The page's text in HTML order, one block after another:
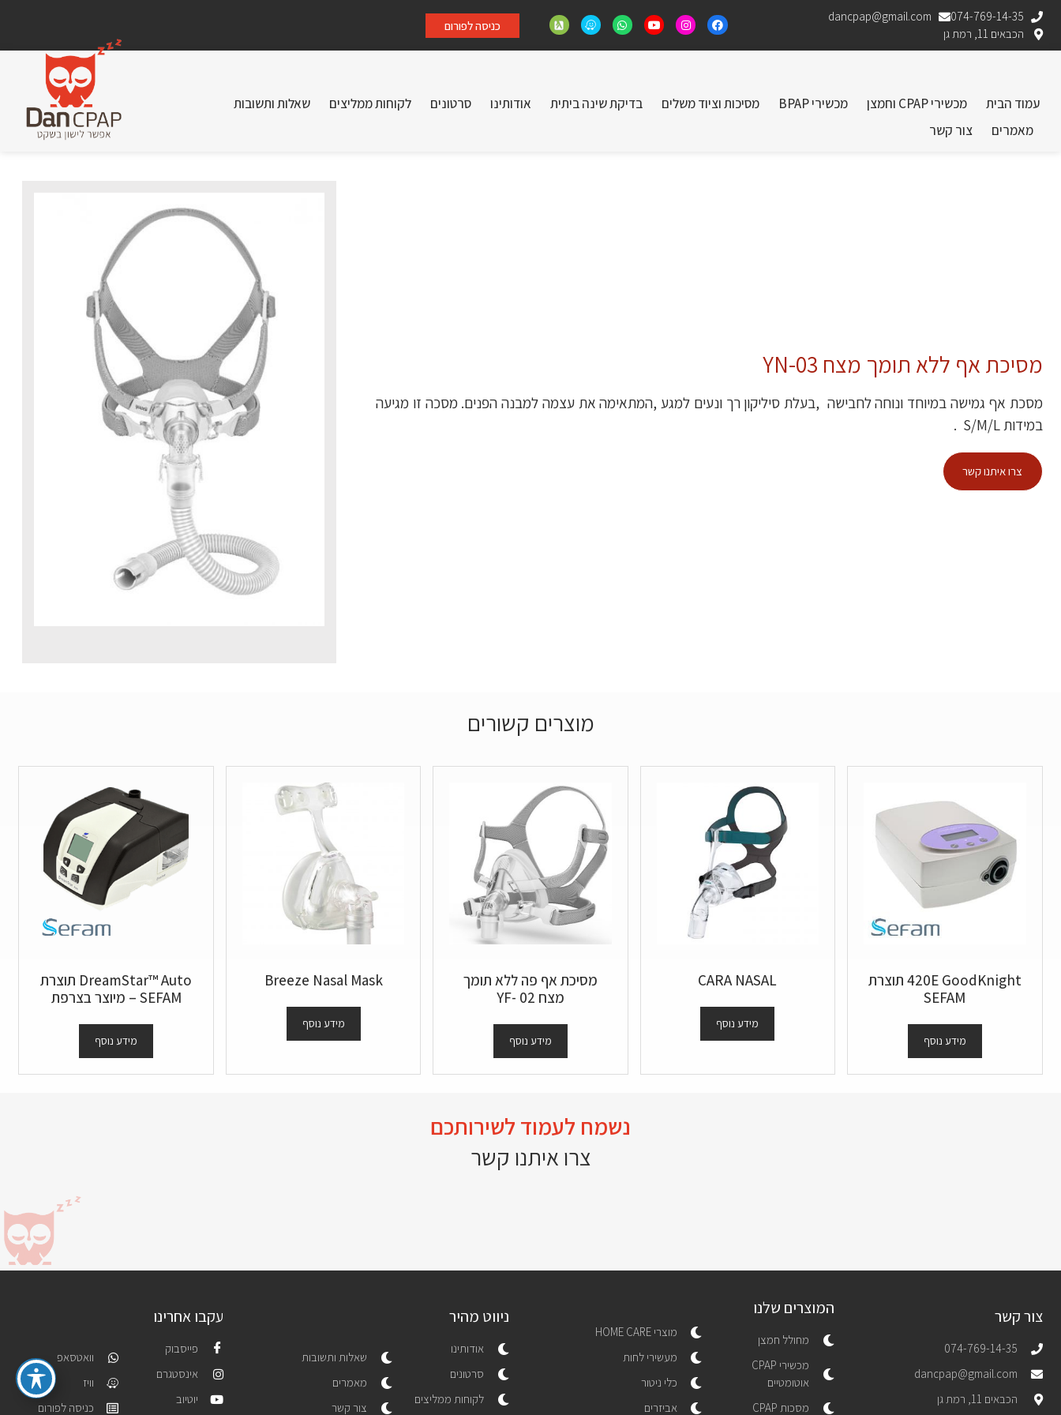
074-769-14-35
dancpap@gmail.com
הכבאים 11, רמת גן
כניסה לפורום
עמוד הבית מכשירי CPAP וחמצן מכשירי BPAP מסיכות וציוד משלים בדיקת שינה ביתית אודותינו סרטונים לקוחות ממליצים
שאלות ותשובות
מאמרים
צור קשר
מסיכת אף ללא תומך מצח YN-03
מסכת אף גמישה במיוחד ונוחה לחבישה ,בעלת סיליקון רך ונעים למגע ,המתאימה את עצמה למבנה הפנים. מסכה זו מגיעה
במידות S/M/L .
צרו איתנו קשר
מוצרים קשורים
420E GoodKnight תוצרת
SEFAM
מידע נוסף
CARA NASAL
מידע נוסף
מסיכת אף פה ללא תומך
מצח YF- 02
מידע נוסף
Breeze Nasal Mask
מידע נוסף
DreamStar™ Auto תוצרת
SEFAM – מיוצר בצרפת
מידע נוסף
נשמח לעמוד לשירותכם
צרו איתנו קשר
צור קשר
074-769-14-35
dancpap@gmail.com
הכבאים 11, רמת גן
המוצרים שלנו
מחולל חמצן
מכשירי CPAP
אוטומטיים
מסכות CPAP
מוצרי HOME CARE
מעשירי לחות
כלי ניטור
אביזרים
ניווט מהיר
אודותינו
סרטונים
לקוחות ממליצים
שאלות ותשובות
מאמרים
צור קשר
עקבו אחרינו
פייסבוק
אינסטגרם
יוטיוב
וואטסאפ
וויז
כניסה לפורום